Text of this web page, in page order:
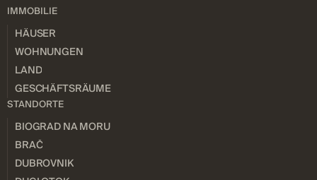
IMMOBILIE
HÄUSER
WOHNUNGEN
LAND
GESCHÄFTSRÄUME
STANDORTE
BIOGRAD NA MORU
BRAČ
DUBROVNIK